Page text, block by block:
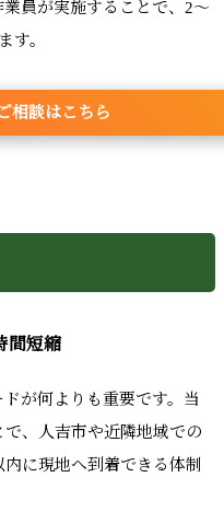
員が実施することで、2～
す。
相談はこちら
間短縮
が何よりも重要です。当
、人吉市や近隣地域での
に現地へ到着できる体制